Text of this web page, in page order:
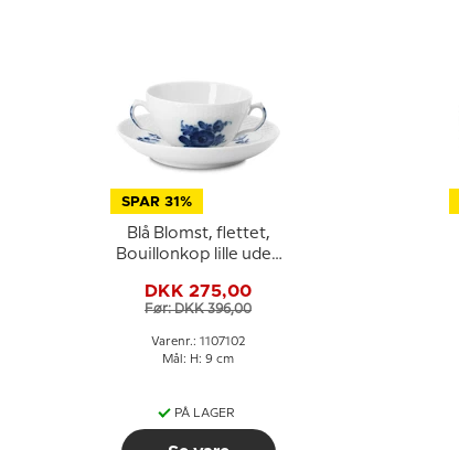
SPAR 31%
Blå Blomst, flettet,
Bouillonkop lille uden
102, Royal
Copenhagen
DKK 275,00
Før: DKK 396,00
Varenr.: 1107102
Mål: H: 9 cm
PÅ LAGER